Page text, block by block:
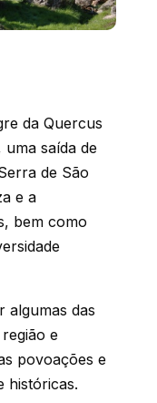
da Quercus
saída de
de São
e a
bem como
algumas das
e
povoações e
históricas.